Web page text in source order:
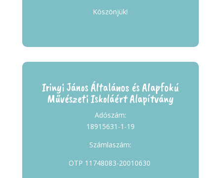
Köszönjük!
Irinyi János Általános és Alapfokú
Művészeti Iskoláért Alapítvány
Adószám:
18915631-1-19
Számlaszám:
OTP 11748083-20010630